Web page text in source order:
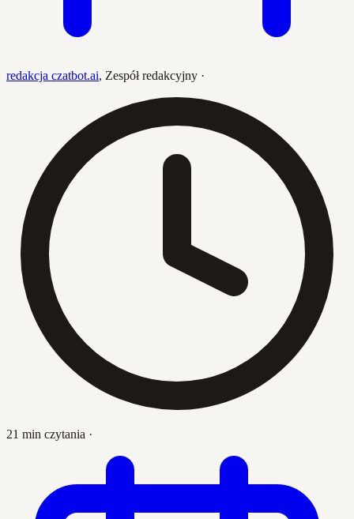
redakcja czatbot.ai, Zespół redakcyjny ·
21 min czytania ·